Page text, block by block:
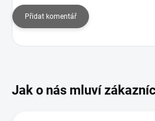
Přidat komentář